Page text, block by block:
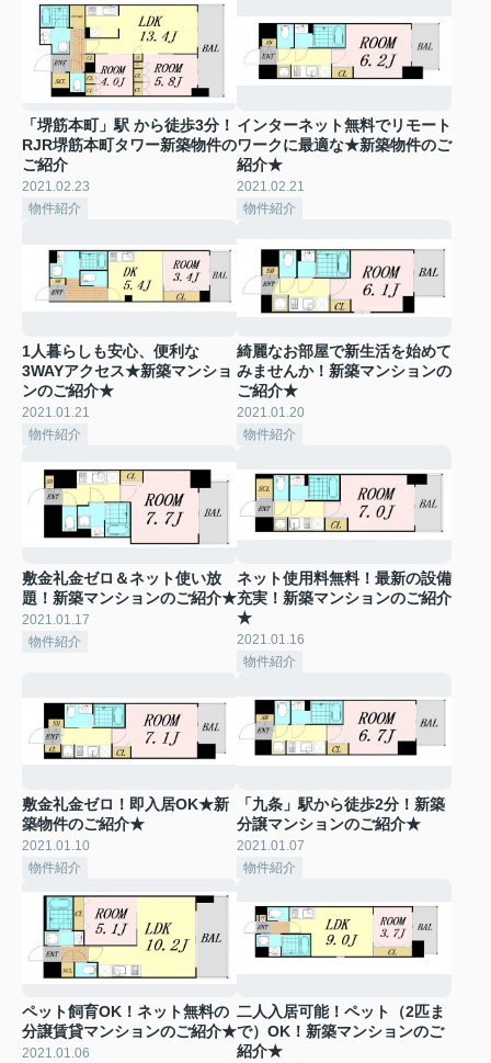
「堺筋本町」駅 から徒歩3分！
RJR堺筋本町タワー新築物件の
ご紹介
2021.02.23
物件紹介
インターネット無料でリモート
ワークに最適な★新築物件のご
紹介★
2021.02.21
物件紹介
1人暮らしも安心、便利な
3WAYアクセス★新築マンショ
ンのご紹介★
2021.01.21
物件紹介
綺麗なお部屋で新生活を始めて
みませんか！新築マンションの
ご紹介★
2021.01.20
物件紹介
敷金礼金ゼロ＆ネット使い放
題！新築マンションのご紹介★
2021.01.17
物件紹介
ネット使用料無料！最新の設備
充実！新築マンションのご紹介
★
2021.01.16
物件紹介
敷金礼金ゼロ！即入居OK★新
築物件のご紹介★
2021.01.10
物件紹介
「九条」駅から徒歩2分！新築
分譲マンションのご紹介★
2021.01.07
物件紹介
ペット飼育OK！ネット無料の
分譲賃貸マンションのご紹介★
2021.01.06
二人入居可能！ペット（2匹ま
で）OK！新築マンションのご
紹介★